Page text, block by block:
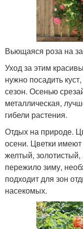
Вьющаяся роза на
Уход за этим
нужно посадить
сезон. Осенью
металлическая,
гибели растения.
Отдых на природе.
осени. Цветки
желтый,
пережило зиму,
подходит для зон
насекомых.